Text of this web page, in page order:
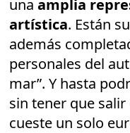
unaamplia
artística. Están
además
personales del
mar”. Y hasta
sin tener que
cueste un solo